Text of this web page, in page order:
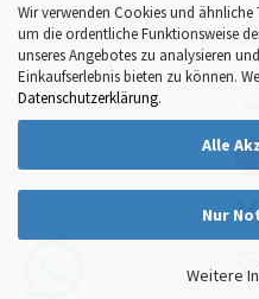
Wir verwenden Cookies und
um die ordentliche Funktionsweise
unseres Angebotes zu analysieren
Einkaufserlebnis bieten zu können.
Datenschutzerklärung.
Alle
Nur
Weitere